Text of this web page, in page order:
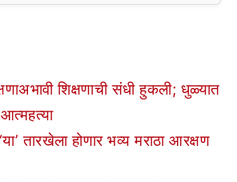
शिक्षणाची संधी हुकली; धुळ्यात
आत्महत्या
तारखेला होणार भव्य मराठा आरक्षण